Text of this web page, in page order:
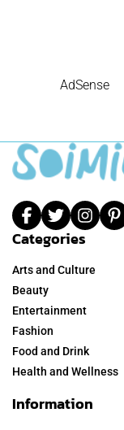
AdSense
Categories
Arts and Culture
Beauty
Entertainment
Fashion
Food and Drink
Health and Wellness
Information